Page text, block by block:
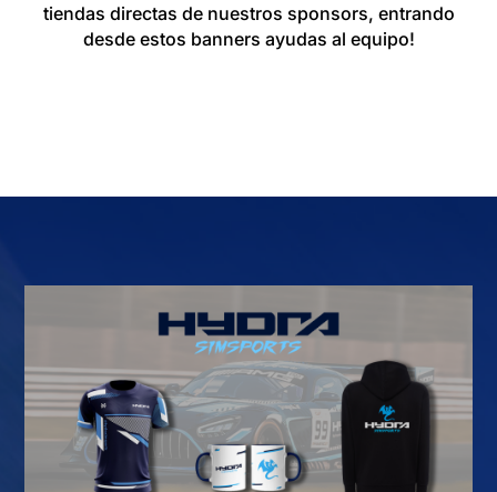
tiendas directas de nuestros sponsors, entrando
desde estos banners ayudas al equipo!